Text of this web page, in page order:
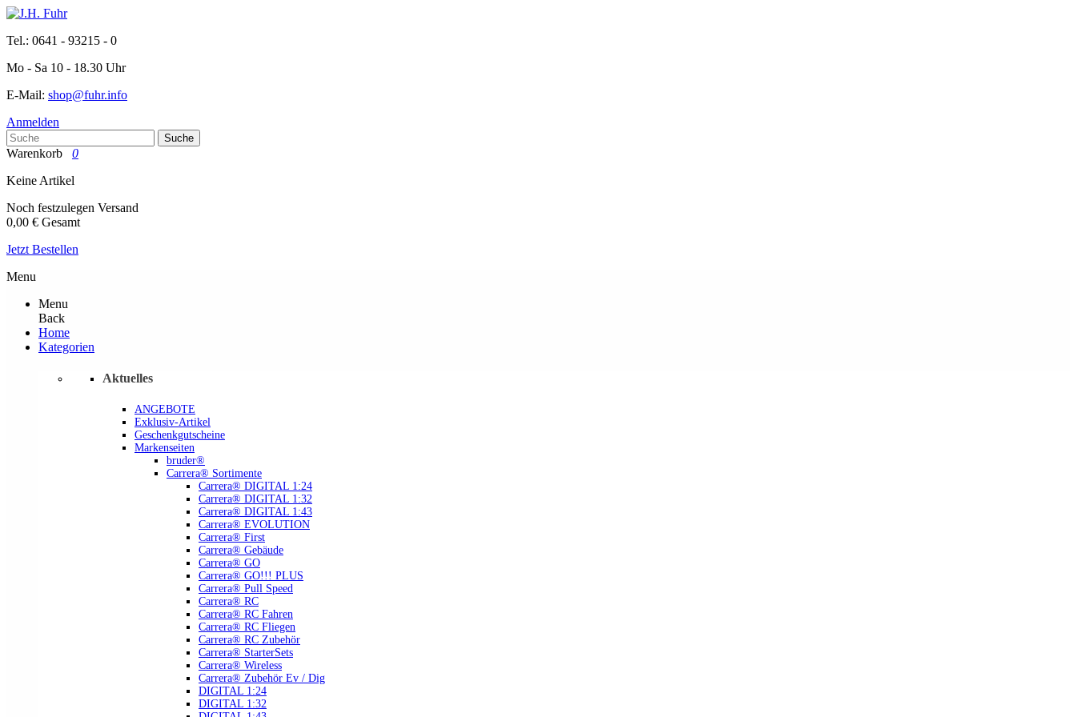
Tel.: 0641 - 93215 - 0
Mo - Sa 10 - 18.30 Uhr
E-Mail: shop@fuhr.info
Anmelden
Suche
Warenkorb
0
Keine Artikel
Noch festzulegen Versand
0,00 € Gesamt
Jetzt Bestellen
Menu
Menu
Back
Home
Kategorien
Aktuelles
ANGEBOTE
Exklusiv-Artikel
Geschenkgutscheine
Markenseiten
bruder®
Carrera® Sortimente
Carrera® DIGITAL 1:24
Carrera® DIGITAL 1:32
Carrera® DIGITAL 1:43
Carrera® EVOLUTION
Carrera® First
Carrera® Gebäude
Carrera® GO
Carrera® GO!!! PLUS
Carrera® Pull Speed
Carrera® RC
Carrera® RC Fahren
Carrera® RC Fliegen
Carrera® RC Zubehör
Carrera® StarterSets
Carrera® Wireless
Carrera® Zubehör Ev / Dig
DIGITAL 1:24
DIGITAL 1:32